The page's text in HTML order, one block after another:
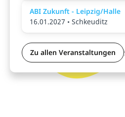
ABI Zukunft - Leipzig/Halle
16.01.2027 • Schkeuditz
Zu allen Veranstaltungen